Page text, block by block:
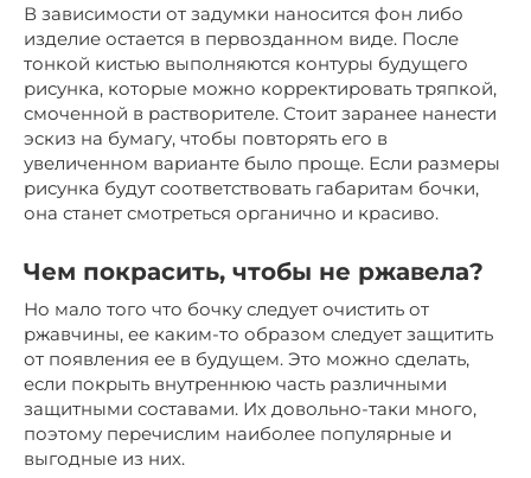
В зависимости от задумки наносится фон либо
изделие остается в первозданном виде. После
тонкой кистью выполняются контуры будущего
рисунка, которые можно корректировать тряпкой,
смоченной в растворителе. Стоит заранее нанести
эскиз на бумагу, чтобы повторять его в
увеличенном варианте было проще. Если размеры
рисунка будут соответствовать габаритам бочки,
она станет смотреться органично и красиво.
Чем покрасить, чтобы не ржавела?
Но мало того что бочку следует очистить от
ржавчины, ее каким-то образом следует защитить
от появления ее в будущем. Это можно сделать,
если покрыть внутреннюю часть различными
защитными составами. Их довольно-таки много,
поэтому перечислим наиболее популярные и
выгодные из них.